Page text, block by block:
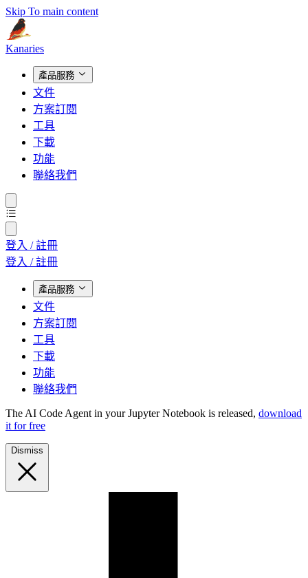
Skip To main content
Kanaries
產品服務
文件
方案訂閱
工具
下載
功能
聯絡我們
登入 / 註冊
登入 / 註冊
產品服務
文件
方案訂閱
工具
下載
功能
聯絡我們
The AI Code Agent in your Jupyter Notebook is released, download
it for free
Dismiss